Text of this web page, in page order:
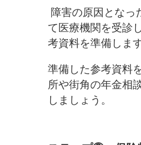
障害の原因となっ
て医療機関を受診
考資料を準備します
準備した参考資料
所や街角の年金相
しましょう。